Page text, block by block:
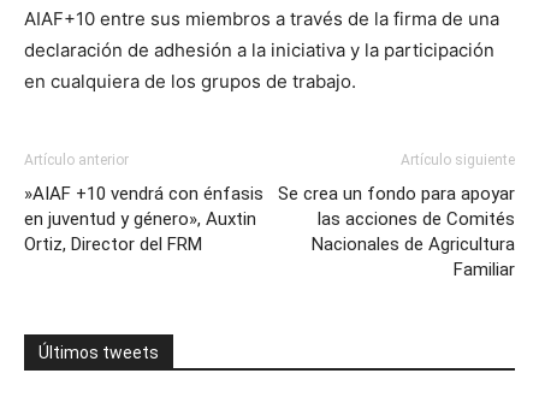
AIAF+10 entre sus miembros a través de la firma de una
declaración de adhesión a la iniciativa y la participación
en cualquiera de los grupos de trabajo.
Artículo anterior
»AIAF +10 vendrá con énfasis
en juventud y género», Auxtin
Ortiz, Director del FRM
Artículo siguiente
Se crea un fondo para apoyar
las acciones de Comités
Nacionales de Agricultura
Familiar
Últimos tweets